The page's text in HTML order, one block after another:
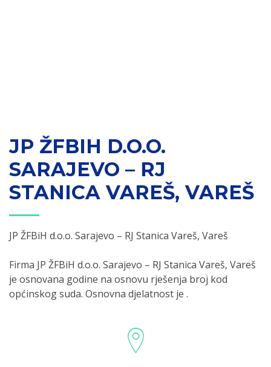
JP ŽFBIH D.O.O.
SARAJEVO – RJ
STANICA VAREŠ, VAREŠ
JP ŽFBiH d.o.o. Sarajevo – RJ Stanica Vareš, Vareš
Firma JP ŽFBiH d.o.o. Sarajevo – RJ Stanica Vareš, Vareš
je osnovana godine na osnovu rješenja broj kod
općinskog suda. Osnovna djelatnost je .